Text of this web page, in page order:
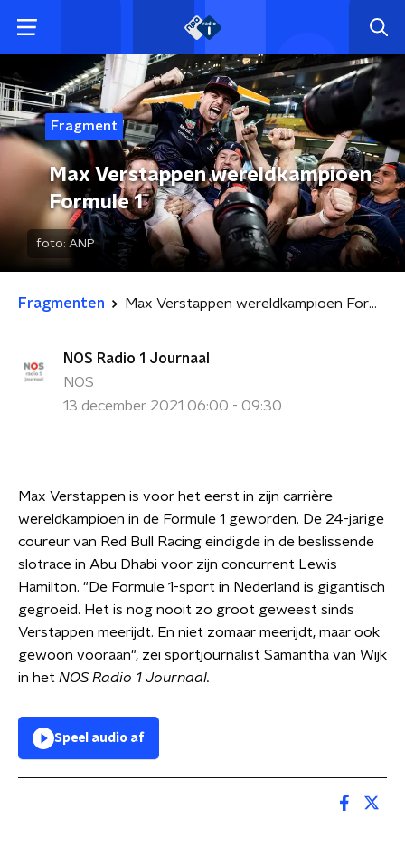
Fragment
Max Verstappen wereldkampioen
Formule 1
foto: ANP
Fragmenten Max Verstappen wereldkampioen Formule 1
NOS Radio 1 Journaal
NOS
13 december 2021 06:00 - 09:30
Max Verstappen is voor het eerst in zijn carrière
wereldkampioen in de Formule 1 geworden. De 24-jarige
coureur van Red Bull Racing eindigde in de beslissende
slotrace in Abu Dhabi voor zijn concurrent Lewis
Hamilton. "De Formule 1-sport in Nederland is gigantisch
gegroeid. Het is nog nooit zo groot geweest sinds
Verstappen meerijdt. En niet zomaar meerijdt, maar ook
gewoon vooraan", zei sportjournalist Samantha van Wijk
in het NOS Radio 1 Journaal.
Speel audio af